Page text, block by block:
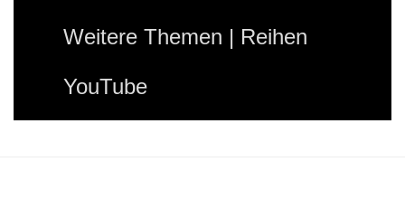
Weitere Themen | Reihen
YouTube